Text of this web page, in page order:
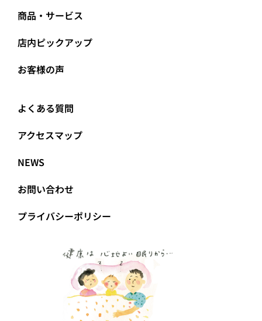
商品・サービス
店内ピックアップ
お客様の声
よくある質問
アクセスマップ
NEWS
お問い合わせ
プライバシーポリシー